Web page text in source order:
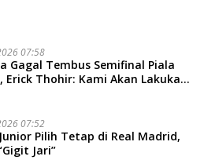
07:58
Gagal Tembus Semifinal Piala
Erick Thohir: Kami Akan Lakukan
07:52
Pilih Tetap di Real Madrid,
Jari”